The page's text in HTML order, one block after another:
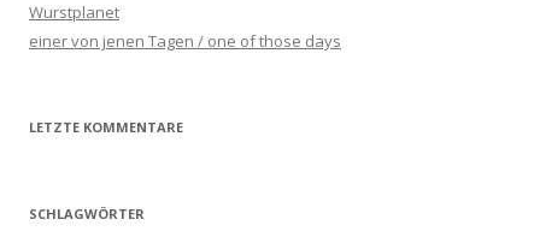
Wurstplanet
einer von jenen Tagen / one of those days
LETZTE KOMMENTARE
SCHLAGWÖRTER